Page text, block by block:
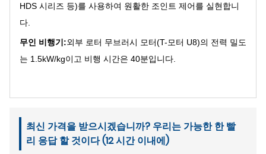
HDS 시리즈 등)를 사용하여 원활한 조인트 제어를 실현합니
다.
무인 비행기:외부 로터 무브러시 모터(T-모터 U8)의 전력 밀도
는 1.5kW/kg이고 비행 시간은 40분입니다.
최신 가격을 받으시겠습니까? 우리는 가능한 한 빨
리 응답 할 것이다 (12 시간 이내에)